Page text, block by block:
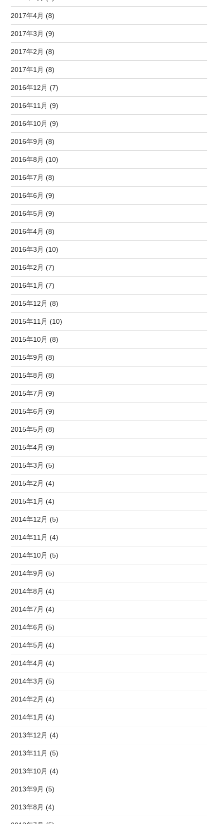
2017年4月 (8)
2017年3月 (9)
2017年2月 (8)
2017年1月 (8)
2016年12月 (7)
2016年11月 (9)
2016年10月 (9)
2016年9月 (8)
2016年8月 (10)
2016年7月 (8)
2016年6月 (9)
2016年5月 (9)
2016年4月 (8)
2016年3月 (10)
2016年2月 (7)
2016年1月 (7)
2015年12月 (8)
2015年11月 (10)
2015年10月 (8)
2015年9月 (8)
2015年8月 (8)
2015年7月 (9)
2015年6月 (9)
2015年5月 (8)
2015年4月 (9)
2015年3月 (5)
2015年2月 (4)
2015年1月 (4)
2014年12月 (5)
2014年11月 (4)
2014年10月 (5)
2014年9月 (5)
2014年8月 (4)
2014年7月 (4)
2014年6月 (5)
2014年5月 (4)
2014年4月 (4)
2014年3月 (5)
2014年2月 (4)
2014年1月 (4)
2013年12月 (4)
2013年11月 (5)
2013年10月 (4)
2013年9月 (5)
2013年8月 (4)